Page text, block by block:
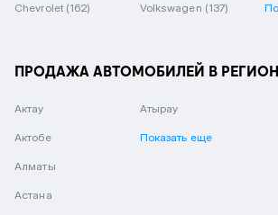
Chevrolet (162) Volkswagen (137)
ПРОДАЖА АВТОМОБИЛЕЙ В
Актау
Актобе
Алматы
Астана
Атырау
Показать еще